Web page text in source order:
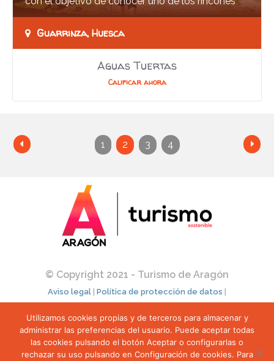
más hermosos del Pirineo, el valle de Aguas…
Guarrinza, Huesca
Aguas Tuertas
Calificar ahora
1 2 3 4
© Copyright 2021 - Turismo de Aragón
Aviso legal Política de protección de datos
Transparencia | Perfil del contratante
Utilizamos cookies propias y de terceros para almacenar y
administrar las preferencias del usuario. Puede aceptar todas
las cookies pulsando el botón Aceptar o configurarlas o
rechazar su uso pulsando en Configuración de cookies. Para